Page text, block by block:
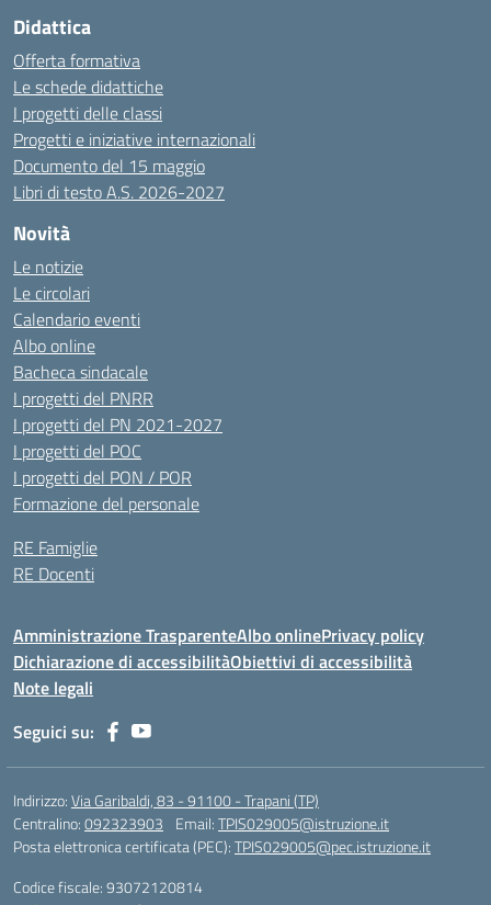
Didattica
Offerta formativa
Le schede didattiche
I progetti delle classi
Progetti e iniziative internazionali
Documento del 15 maggio
Libri di testo A.S. 2026-2027
Novità
Le notizie
Le circolari
Calendario eventi
Albo online
Bacheca sindacale
I progetti del PNRR
I progetti del PN 2021-2027
I progetti del POC
I progetti del PON / POR
Formazione del personale
RE Famiglie
RE Docenti
Amministrazione TrasparenteAlbo onlinePrivacy policy
Dichiarazione di accessibilitàObiettivi di accessibilità
Note legali
Seguici su:
Indirizzo:Via Garibaldi, 83 - 91100 - Trapani (TP)
Centralino:092323903 Email:TPIS029005@istruzione.it
Posta elettronica certificata (PEC):TPIS029005@pec.istruzione.it
Codice fiscale: 93072120814